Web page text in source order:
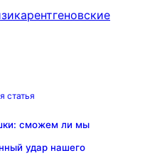
рентгеновские
статья
сможем ли мы
удар нашего